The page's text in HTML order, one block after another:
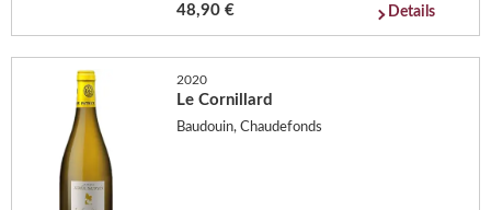
48,90 € Details
2020
Le Cornillard
Baudouin, Chaudefonds